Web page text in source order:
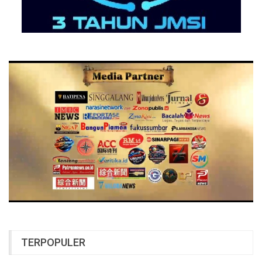
TERPOPULER